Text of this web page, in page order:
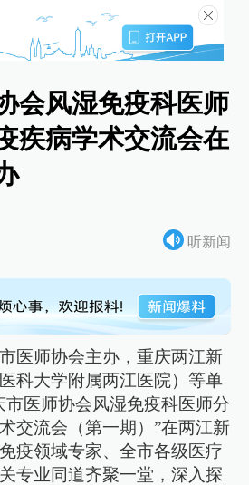
会风湿免疫科医师
疾病学术交流会在
听新闻
医师协会主办，重庆两江新
科大学附属两江医院）等单
市医师协会风湿免疫科医师分
交流会（第一期）”在两江新
疫领域专家、全市各级医疗
专业同道齐聚一堂，深入探